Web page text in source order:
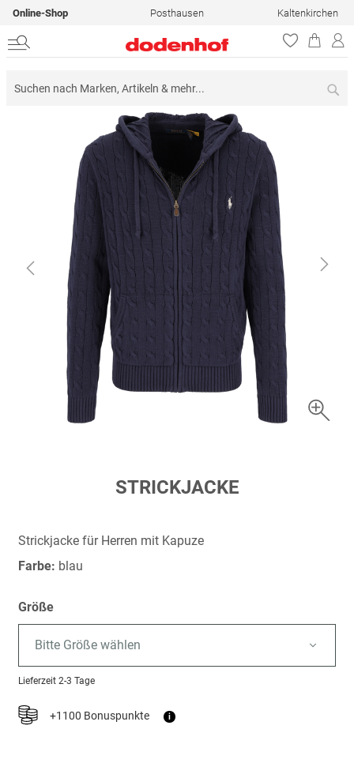
Online-Shop Posthausen Kaltenkirchen
springen
STRICKJACKE
Strickjacke für Herren mit Kapuze
Farbe: blau
Größe
Bitte Größe wählen
Lieferzeit 2-3 Tage
+1100 Bonuspunkte i